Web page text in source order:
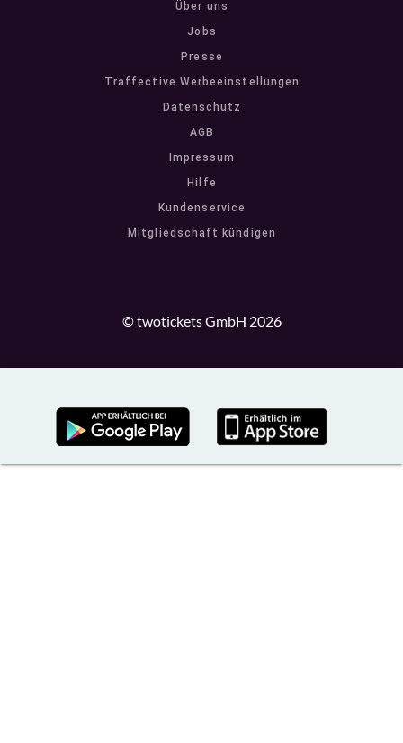
Über uns
Jobs
Presse
Traffective Werbeeinstellungen
Datenschutz
AGB
Impressum
Hilfe
Kundenservice
Mitgliedschaft kündigen
© twotickets GmbH 2026